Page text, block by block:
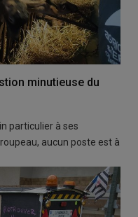
minutieuse du
particulier à ses
aucun poste est à